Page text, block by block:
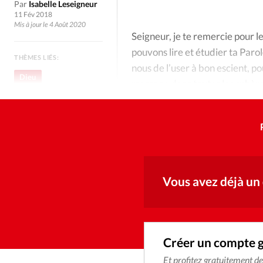
Génération réveil
Monde
Publireportage
Relations
Par Isabelle Leseigneur
11 Fév 2018
Mis à jour le 4 Août 2020
THÈMES LIÉS:
Dieu
Seigneur, je te remercie pour
pouvons lire et étudier ta
nous de l’user à bon escient,
Vous avez déjà
Créer un compte
Et profitez gratuitement